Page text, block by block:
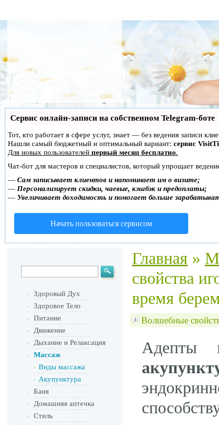
Сервис онлайн-записи на собственном Telegram-боте
Тот, кто работает в сфере услуг, знает — без ведения записи
Нашли самый бюджетный и оптимальный вариант: сервис
Для новых пользователей первый месяц бесплатно.
Чат-бот для мастеров и специалистов, который упрощает
— Сам записывает клиентов и напоминает им о визите;
— Персонализирует скидки, чаевые, кэшбэк и предоплаты;
— Увеличивает доходимость и помогает больше
Начать пользоваться сервисом
Здоровый Дух
Здоровое Тело
Питание
Движение
Дыхание и Релаксация
Массаж
Виды массажа
Акупунктура
Баня
Домашняя аптечка
Стиль
Главная »
свойства
время
Волшебные
Адепты